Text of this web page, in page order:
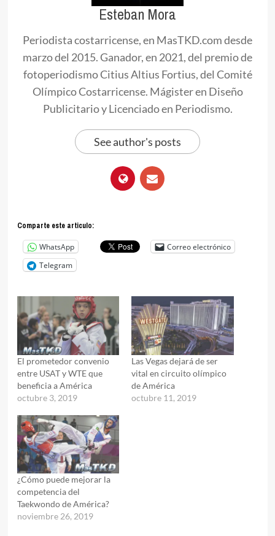
Esteban Mora
Periodista costarricense, en MasTKD.com desde
marzo del 2015. Ganador, en 2021, del premio de
fotoperiodismo Citius Altius Fortius, del Comité
Olímpico Costarricense. Mágister en Diseño
Publicitario y Licenciado en Periodismo.
See author's posts
Comparte este articulo:
WhatsApp
Correo electrónico
Telegram
El prometedor convenio
entre USAT y WTE que
beneficia a América
octubre 3, 2019
Las Vegas dejará de ser
vital en circuito olímpico
de América
octubre 11, 2019
¿Cómo puede mejorar la
competencia del
Taekwondo de América?
noviembre 26, 2019